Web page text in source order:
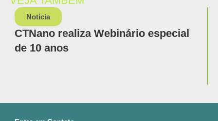
Notícia
CTNano realiza Webinário especial
de 10 anos